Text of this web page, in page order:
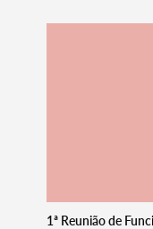
1ª Reunião de